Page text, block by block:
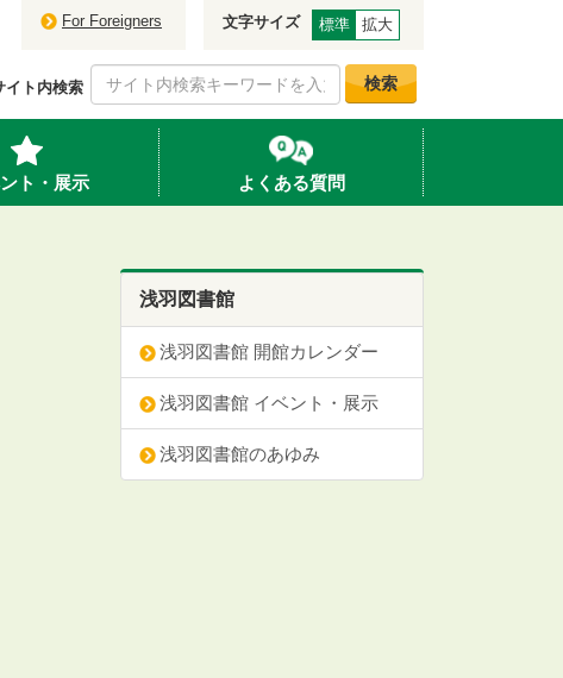
For Foreigners 文字サイズ 標準 拡大
イト内検索 検索
ト・展示 よくある質問
浅羽図書館
浅羽図書館 開館カレンダー
浅羽図書館 イベント・展示
浅羽図書館のあゆみ